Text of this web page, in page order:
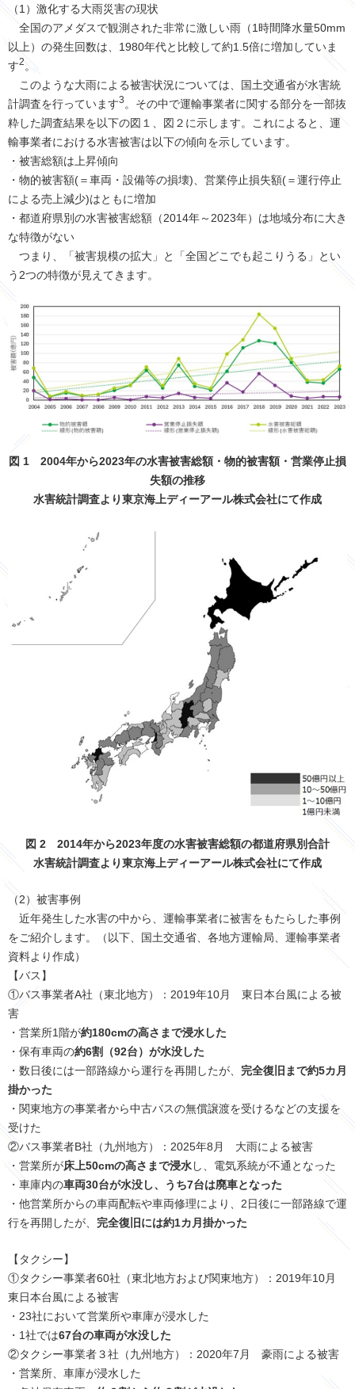
（1）激化する大雨災害の現状
全国のアメダスで観測された非常に激しい雨（1時間降水量50mm
以上）の発生回数は、1980年代と比較して約1.5倍に増加していま
す2。
このような大雨による被害状況については、国土交通省が水害統
計調査を行っています3 。その中で運輸事業者に関する部分を一部抜
粋した調査結果を以下の図１、図２に示します。これによると、運
輸事業者における水害被害は以下の傾向を示しています。
・被害総額は上昇傾向
・物的被害額(＝車両・設備等の損壊)、営業停止損失額(＝運行停止
による売上減少)はともに増加
・都道府県別の水害被害総額（2014年～2023年）は地域分布に大き
な特徴がない
つまり、「被害規模の拡大」と「全国どこでも起こりうる」とい
う2つの特徴が見えてきます。
図 1 2004年から2023年の水害被害総額・物的被害額・営業停止損
失額の推移
水害統計調査より東京海上ディーアール株式会社にて作成
図 2 2014年から2023年度の水害被害総額の都道府県別合計
水害統計調査より東京海上ディーアール株式会社にて作成
（2）被害事例
近年発生した水害の中から、運輸事業者に被害をもたらした事例
をご紹介します。（以下、国土交通省、各地方運輸局、運輸事業者
資料より作成）
【バス】
①バス事業者A社（東北地方）：2019年10月 東日本台風による被
害
・営業所1階が約180cmの高さまで浸水した
・保有車両の約6割（92台）が水没した
・数日後には一部路線から運行を再開したが、 完全復旧まで約5カ月
掛かった
・関東地方の事業者から中古バスの無償譲渡を受けるなどの支援を
受けた
②バス事業者B社（九州地方）：2025年8月 大雨による被害
・営業所が床上50cmの高さまで浸水し、電気系統が不通となった
・車庫内の車両30台が水没し、うち7台は廃車となった
・他営業所からの車両配転や車両修理により、2日後に一部路線で運
行を再開したが、 完全復旧には約1カ月掛かった
【タクシー】
①タクシー事業者60社（東北地方および関東地方）：2019年10月
東日本台風による被害
・23社において営業所や車庫が浸水した
・1社では67台の車両が水没した
②タクシー事業者３社（九州地方）：2020年7月 豪雨による被害
・営業所、車庫が浸水した